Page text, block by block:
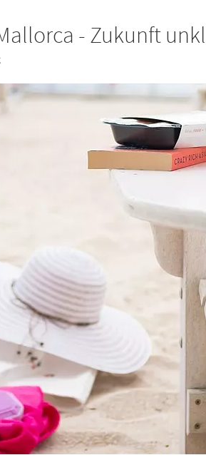
- Zukunft